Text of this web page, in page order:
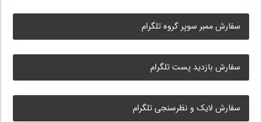
سفارش ممبر سوپر گروه تلگرام
سفارش بازدید پست تلگرام
سفارش لایک و نظرسنجی تلگرام